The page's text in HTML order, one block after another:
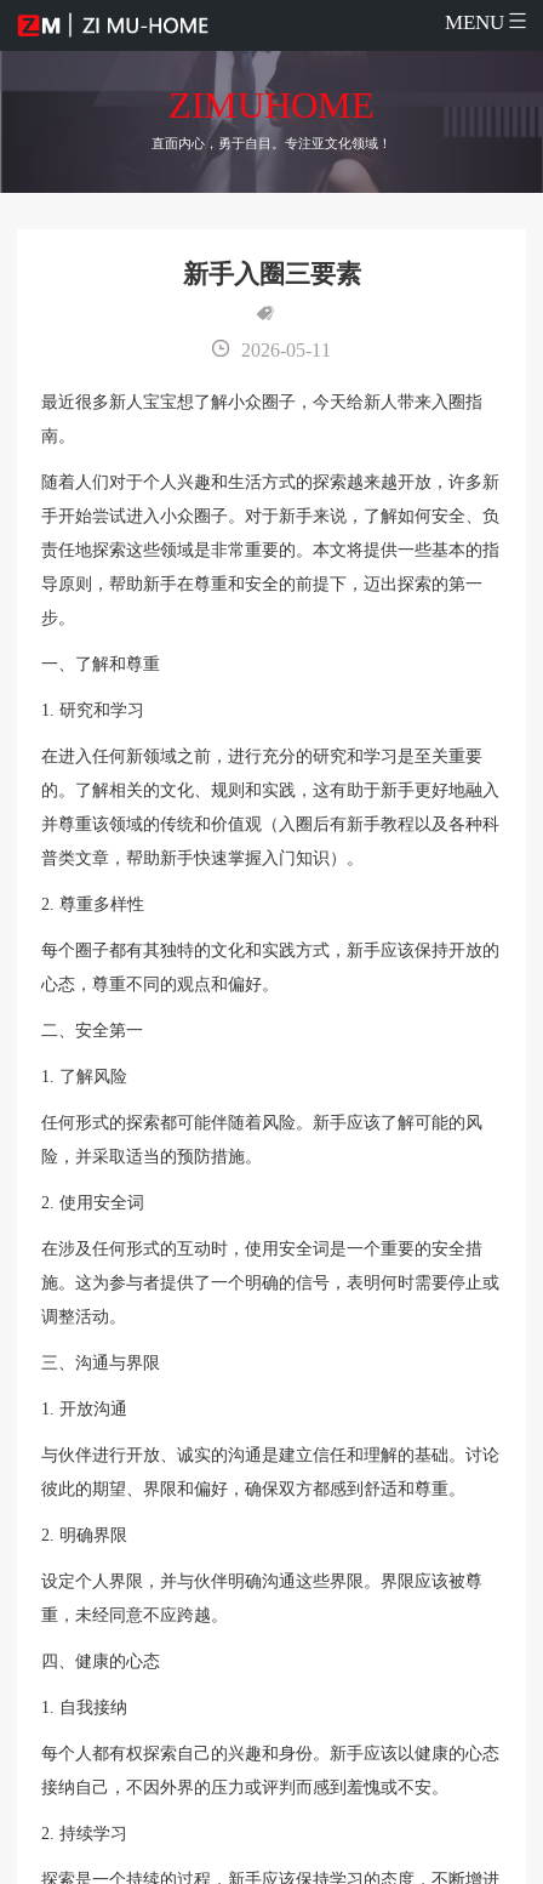
MENU
ZIMUHOME
直面内心，勇于自目。专注亚文化领域！
新手入圈三要素
2026-05-11
最近很多新人宝宝想了解小众圈子，今天给新人带来入圈指
南。
随着人们对于个人兴趣和生活方式的探索越来越开放，许多新
手开始尝试进入小众圈子。对于新手来说，了解如何安全、负
责任地探索这些领域是非常重要的。本文将提供一些基本的指
导原则，帮助新手在尊重和安全的前提下，迈出探索的第一
步。
一、了解和尊重
1. 研究和学习
在进入任何新领域之前，进行充分的研究和学习是至关重要
的。了解相关的文化、规则和实践，这有助于新手更好地融入
并尊重该领域的传统和价值观（入圈后有新手教程以及各种科
普类文章，帮助新手快速掌握入门知识）。
2. 尊重多样性
每个圈子都有其独特的文化和实践方式，新手应该保持开放的
心态，尊重不同的观点和偏好。
二、安全第一
1. 了解风险
任何形式的探索都可能伴随着风险。新手应该了解可能的风
险，并采取适当的预防措施。
2. 使用安全词
在涉及任何形式的互动时，使用安全词是一个重要的安全措
施。这为参与者提供了一个明确的信号，表明何时需要停止或
调整活动。
三、沟通与界限
1. 开放沟通
与伙伴进行开放、诚实的沟通是建立信任和理解的基础。讨论
彼此的期望、界限和偏好，确保双方都感到舒适和尊重。
2. 明确界限
设定个人界限，并与伙伴明确沟通这些界限。界限应该被尊
重，未经同意不应跨越。
四、健康的心态
1. 自我接纳
每个人都有权探索自己的兴趣和身份。新手应该以健康的心态
接纳自己，不因外界的压力或评判而感到羞愧或不安。
2. 持续学习
探索是一个持续的过程，新手应该保持学习的态度，不断增进